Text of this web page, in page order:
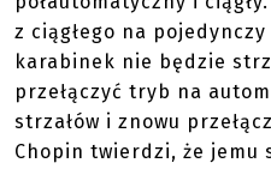
z ciągłego na
karabinek nie będzie
przełączyć tryb na
strzałów i znowu
Chopin twierdzi, że jemu